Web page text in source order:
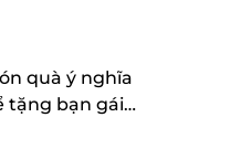
quà ý nghĩa
tặng bạn gái